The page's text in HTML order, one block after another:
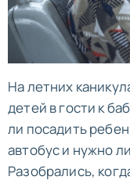
На летних
детей в гости к
ли посадить
автобус и нужно
Разобрались,